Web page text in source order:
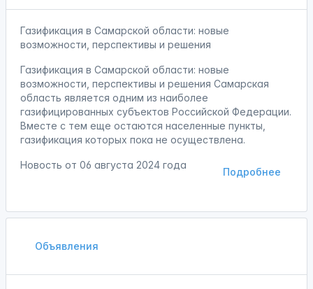
Газификация в Самарской области: новые
возможности, перспективы и решения
Газификация в Самарской области: новые
возможности, перспективы и решения Самарская
область является одним из наиболее
газифицированных субъектов Российской Федерации.
Вместе с тем еще остаются населенные пункты,
газификация которых пока не осуществлена.
Подробнее
Новость от 06 августа 2024 года
Объявления